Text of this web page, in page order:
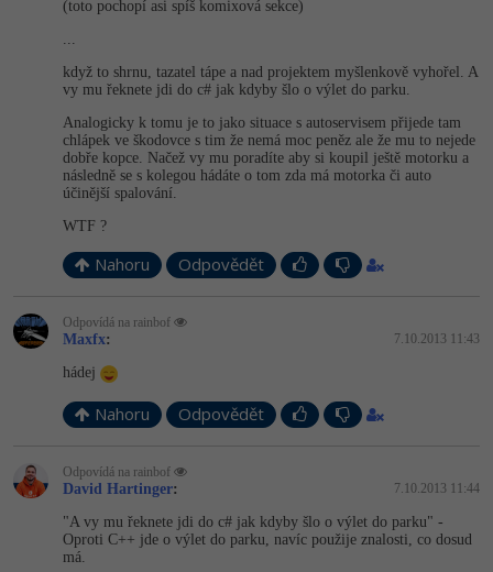
Více
Fórum
Kurzy e-commerce
Marketing
-30%
Kurzy designu
Adobe Illustrator -80%
-25%
Příběhy absolventů
Blog
(toto pochopí asi spíš komixová sekce)
když to shrnu, tazatel tápe a nad projektem myšlenkově vyhořel. A
vy mu řeknete jdi do c# jak kdyby šlo o výlet do parku.
Analogicky k tomu je to jako situace s autoservisem přijede tam
chlápek ve škodovce s tim že nemá moc peněz ale že mu to nejede
dobře kopce. Načež vy mu poradíte aby si koupil ještě motorku a
následně se s kolegou hádáte o tom zda má motorka či auto
účinější spalování.
WTF ?
Nahoru Odpovědět
Odpovídá na rainbof
Maxfx: 7.10.2013 11:43
hádej
Nahoru Odpovědět
Odpovídá na rainbof
David Hartinger: 7.10.2013 11:44
"A vy mu řeknete jdi do c# jak kdyby šlo o výlet do parku" -
Oproti C++ jde o výlet do parku, navíc použije znalosti, co dosud
má.